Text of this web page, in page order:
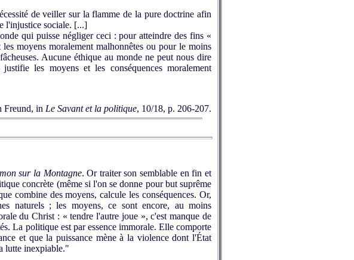
de veiller sur la flamme de la pure doctrine afin
l'injustice sociale. [...]
qui puisse négliger ceci : pour atteindre des fins «
moyens moralement malhonnêtes ou pour le moins
Aucune éthique au monde ne peut nous dire
les moyens et les conséquences moralement
Freund, in Le Savant et la politique, 10/18, p. 206-207.
sur la Montagne. Or traiter son semblable en fin et
concrète (même si l'on se donne pour but suprême
combine des moyens, calcule les conséquences. Or,
naturels ; les moyens, ce sont encore, au moins
du Christ : « tendre l'autre joue », c'est manque de
La politique est par essence immorale. Elle comporte
et que la puissance mène à la violence dont l'État
lutte inexpiable."